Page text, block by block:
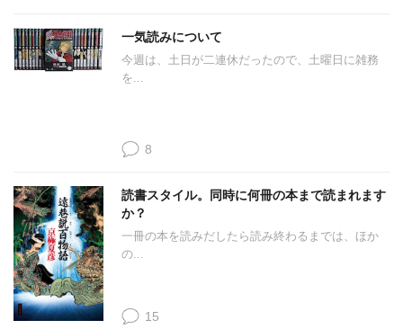
一気読みについて
今週は、土日が二連休だったので、土曜日に雑務
を...
8
読書スタイル。同時に何冊の本まで読まれます
か？
一冊の本を読みだしたら読み終わるまでは、ほか
の...
15